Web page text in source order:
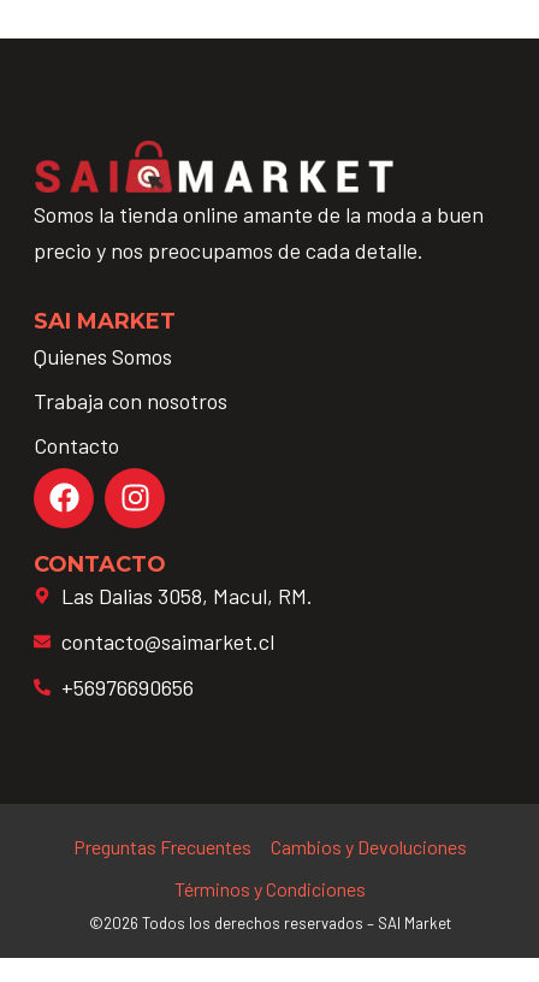
Somos la tienda online amante de la moda a buen
precio y nos preocupamos de cada detalle.
SAI MARKET
Quienes Somos
Trabaja con nosotros
Contacto
CONTACTO
Las Dalias 3058, Macul, RM.
contacto@saimarket.cl
+56976690656
Preguntas Frecuentes
Cambios y Devoluciones
Términos y Condiciones
©2026 Todos los derechos reservados – SAI Market